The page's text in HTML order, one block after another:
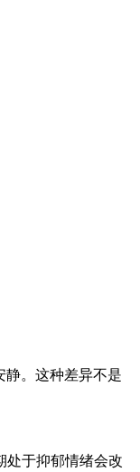
。这种差异不是
于抑郁情绪会改